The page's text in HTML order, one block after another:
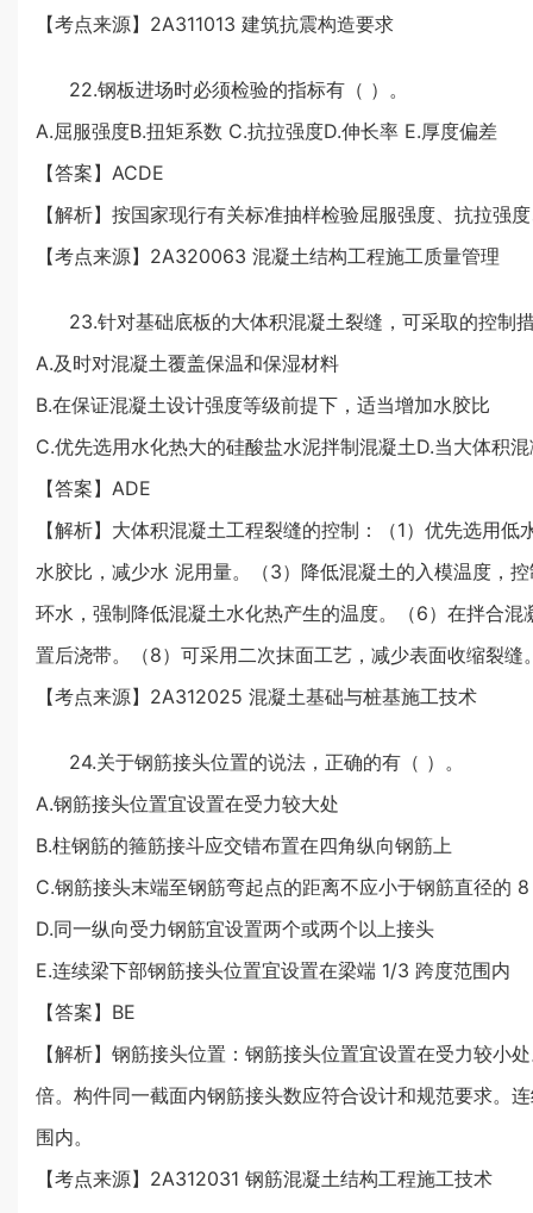
【考点来源】2A311013 建筑抗震构造要求
22.钢板进场时必须检验的指标有（ ）。
A.屈服强度B.扭矩系数 C.抗拉强度D.伸长率 E.厚度偏差
【答案】ACDE
【解析】按国家现行有关标准抽样检验屈服强度、抗拉强
【考点来源】2A320063 混凝土结构工程施工质量管理
23.针对基础底板的大体积混凝土裂缝，可采取的控制
A.及时对混凝土覆盖保温和保湿材料
B.在保证混凝土设计强度等级前提下，适当增加水胶比
C.优先选用水化热大的硅酸盐水泥拌制混凝土D.当大体积
【答案】ADE
【解析】大体积混凝土工程裂缝的控制：（1）优先选用
水胶比，减少水 泥用量。（3）降低混凝土的入模温度，
环水，强制降低混凝土水化热产生的温度。（6）在拌合
置后浇带。（8）可采用二次抹面工艺，减少表面收缩裂缝
【考点来源】2A312025 混凝土基础与桩基施工技术
24.关于钢筋接头位置的说法，正确的有（ ）。
A.钢筋接头位置宜设置在受力较大处
B.柱钢筋的箍筋接斗应交错布置在四角纵向钢筋上
C.钢筋接头末端至钢筋弯起点的距离不应小于钢筋直径的
D.同一纵向受力钢筋宜设置两个或两个以上接头
E.连续梁下部钢筋接头位置宜设置在梁端 1/3 跨度范围内
【答案】BE
【解析】钢筋接头位置：钢筋接头位置宜设置在受力较
倍。构件同一截面内钢筋接头数应符合设计和规范要求。
围内。
【考点来源】2A312031 钢筋混凝土结构工程施工技术